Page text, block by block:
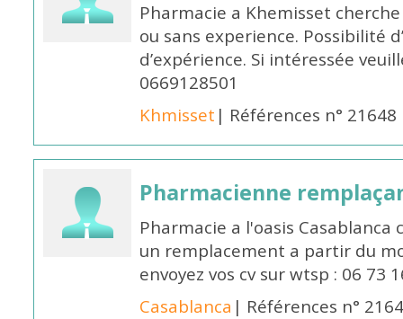
Pharmacie a Khemisset
ou sans experience. Possibilité
d’expérience. Si intéressée
0669128501
Khmisset | Références n° 21648
Pharmacienne
Pharmacie a l'oasis
un remplacement a partir du
envoyez vos cv sur wtsp : 06 73
Casablanca | Références n°